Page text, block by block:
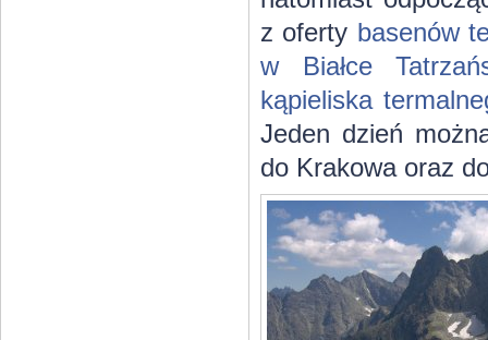
z oferty basenów
w Białce
kąpieliska
Jeden dzień
do Krakowa oraz